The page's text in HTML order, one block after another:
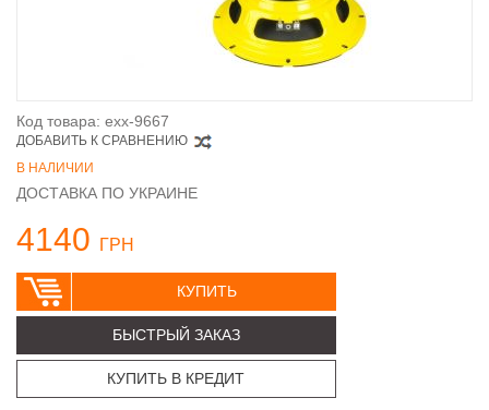
Код товара: exx-9667
ДОБАВИТЬ К СРАВНЕНИЮ
В НАЛИЧИИ
ДОСТАВКА ПО УКРАИНЕ
4140 ГРН
КУПИТЬ
БЫСТРЫЙ ЗАКАЗ
КУПИТЬ В КРЕДИТ